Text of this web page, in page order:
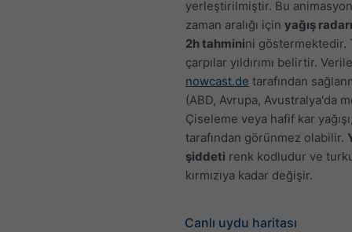
yerleştirilmiştir. Bu
zaman aralığı için yağış radarı
2h tahminini göstermektedir.
çarpılar yıldırımı belirtir.
nowcast.de tarafından
(ABD, Avrupa, Avustralya'da
Çiseleme veya hafif kar
tarafından görünmez olabilir.
şiddeti renk kodludur ve
kırmızıya kadar değişir.
Canlı uydu haritası